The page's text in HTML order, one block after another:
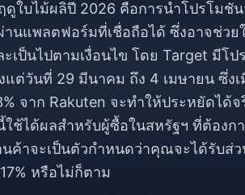
ใบไม้ผลิปี 2026 คือการนำโปรโมชั
านแพลตฟอร์มที่เชื่อถือได้ ซึ่งอาจช่ว
เป็นไปตามเงื่อนไข โดย Target มีโ
ต่วันที่ 29 มีนาคม ถึง 4 เมษายน ซึ่ง
จาก Rakuten จะทำให้ประหยัดได้
ช้ได้ผลสำหรับผู้ซื้อในสหรัฐฯ ที่ต้องกา
ค้าจะเป็นตัวกำหนดว่าคุณจะได้รับส่
หรือไม่ก็ตาม